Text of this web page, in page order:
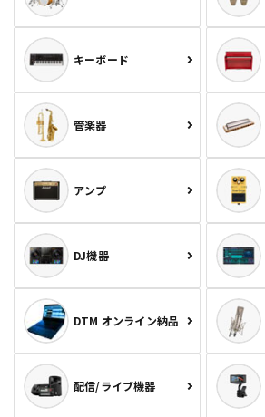
キーボード
管楽器
アンプ
DJ機器
DTM オンライン納品
配信/ライブ機器